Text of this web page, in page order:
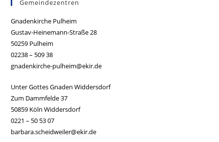
Gemeindezentren
Gnadenkirche Pulheim
Gustav-Heinemann-Straße 28
50259 Pulheim
02238 – 509 38
gnadenkirche-pulheim@ekir.de
Unter Gottes Gnaden Widdersdorf
Zum Dammfelde 37
50859 Köln Widdersdorf
0221 – 50 53 07
barbara.scheidweiler@ekir.de